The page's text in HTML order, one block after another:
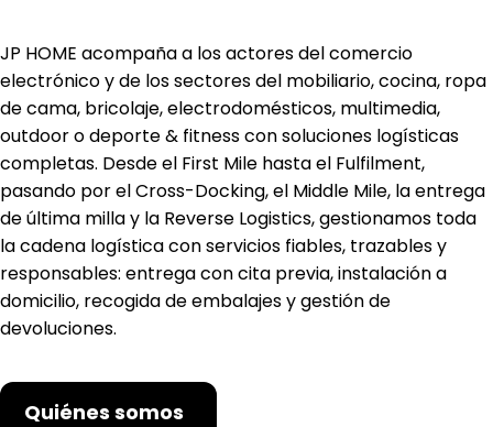
JP HOME acompaña a los actores del comercio
electrónico y de los sectores del mobiliario, cocina, ropa
de cama, bricolaje, electrodomésticos, multimedia,
outdoor o deporte & fitness con soluciones logísticas
completas. Desde el First Mile hasta el Fulfilment,
pasando por el Cross-Docking, el Middle Mile, la entrega
de última milla y la Reverse Logistics, gestionamos toda
la cadena logística con servicios fiables, trazables y
responsables: entrega con cita previa, instalación a
domicilio, recogida de embalajes y gestión de
devoluciones.
Quiénes somos